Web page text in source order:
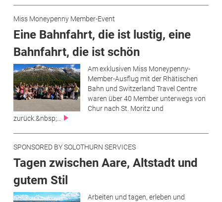
Miss Moneypenny Member-Event
Eine Bahnfahrt, die ist lustig, eine
Bahnfahrt, die ist schön
Am exklusiven Miss Moneypenny-
Member-Ausflug mit der Rhätischen
Bahn und Switzerland Travel Centre
waren über 40 Member unterwegs von
Chur nach St. Moritz und
zurück.&nbsp;...
SPONSORED BY SOLOTHURN SERVICES
Tagen zwischen Aare, Altstadt und
gutem Stil
Arbeiten und tagen, erleben und